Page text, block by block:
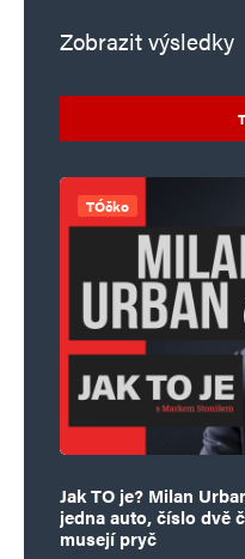
Zobrazit výsledky
TÓčko
Jak TO je? Milan
jedna auto, číslo dvě
musejí pryč